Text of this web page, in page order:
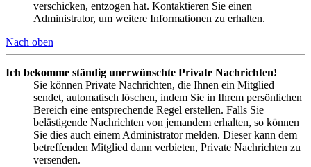
verschicken, entzogen hat. Kontaktieren Sie einen
Administrator, um weitere Informationen zu erhalten.
Nach oben
Ich bekomme ständig unerwünschte Private Nachrichten!
Sie können Private Nachrichten, die Ihnen ein Mitglied
sendet, automatisch löschen, indem Sie in Ihrem persönlichen
Bereich eine entsprechende Regel erstellen. Falls Sie
belästigende Nachrichten von jemandem erhalten, so können
Sie dies auch einem Administrator melden. Dieser kann dem
betreffenden Mitglied dann verbieten, Private Nachrichten zu
versenden.